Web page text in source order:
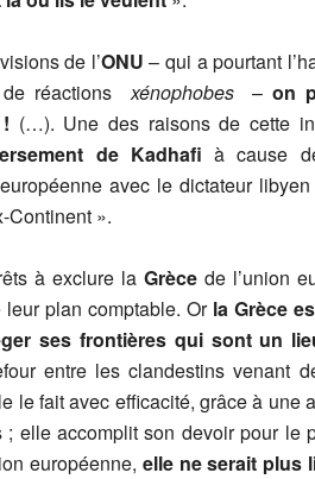
de l’ONU – qui a pourtant
réactions
xénophobes– on
(…). Une des raisons de cette
de Kadhafi à cause
avec le dictateur
Continent ».
à exclure la Grèce de l’union
plan comptable. Or la Grèce
ses frontières qui sont un
entre les clandestins venant
le fait avec efficacité, grâce à une
elle accomplit son devoir pour le
européenne, elle ne serait plus